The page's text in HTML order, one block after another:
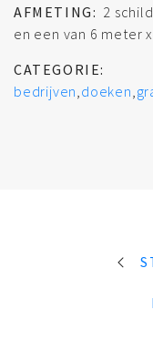
AFMETING: 2
en een van 6 meter
CATEGORIE:
bedrijven doeken